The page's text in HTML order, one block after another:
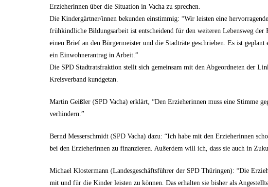
Erzieherinnen über die Situation in Vacha zu sprechen.
Die Kindergärtner/innen bekunden einstimmig: “Wir leisten eine
frühkindliche Bildungsarbeit ist entscheidend für den weiteren Lebensweg
einen Brief an den Bürgermeister und die Stadträte geschrieben. Es ist
ein Einwohnerantrag in Arbeit.”
Die SPD Stadtratsfraktion stellt sich gemeinsam mit den Abgeordneten der
Kreisverband kundgetan.
Martin Geißler (SPD Vacha) erklärt, “Den Erzieherinnen muss eine Stimme
verhindern.”
Bernd Messerschmidt (SPD Vacha) dazu: “Ich habe mit den Erzieherinnen
bei den Erzieherinnen zu finanzieren. Außerdem will ich, dass sie auch in
Michael Klostermann (Landesgeschäftsführer der SPD Thüringen): “Die
mit und für die Kinder leisten zu können. Das erhalten sie bisher als